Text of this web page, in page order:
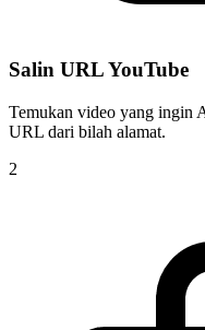
Salin URL YouTube
Temukan video yang ingin
URL dari bilah alamat.
2